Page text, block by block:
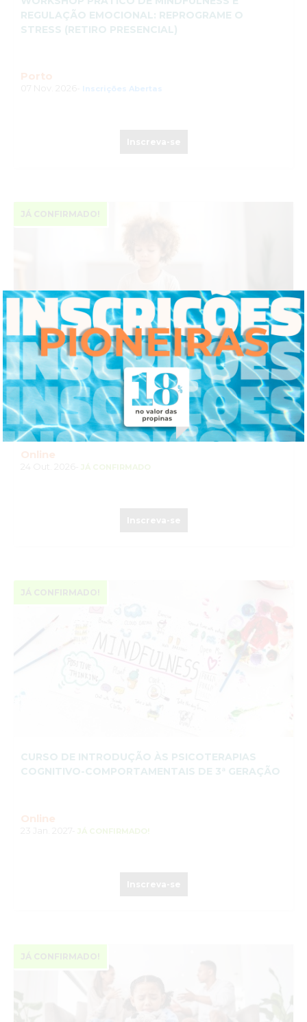
REGULAÇÃO EMOCIONAL: REPROGRAME O
STRESS (RETIRO PRESENCIAL)
Porto
Inscrições Abertas
JÁ CONFIRMADO!
CURSO DE INTRODUÇÃO ÀS TERAPIAS
COGNITIVO-COMPORTAMENTAIS DE TERCEIRA
GERAÇÃO NA INFÂNCIA E ADOLESCÊNCIA
Online
JÁ CONFIRMADO
JÁ CONFIRMADO!
CURSO DE INTRODUÇÃO ÀS PSICOTERAPIAS
COGNITIVO-COMPORTAMENTAIS DE 3ª GERAÇÃO
Online
JÁ CONFIRMADO!
JÁ CONFIRMADO!